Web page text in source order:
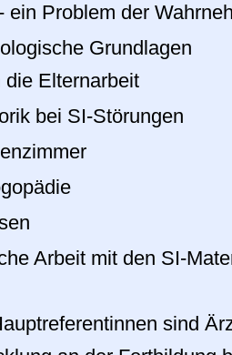
ein Problem der
Grundlagen
die Elternarbeit
bei SI-Störungen
Arbeit mit den SI-
sind